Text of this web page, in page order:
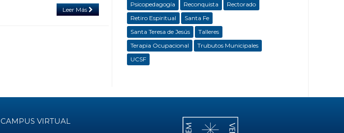
Leer Más
Psicopedagogía
Reconquista
Rectorado
Retiro Espiritual
Santa Fe
Santa Teresa de Jesús
Talleres
Terapia Ocupacional
Trubutos Municipales
UCSF
CAMPUS VIRTUAL